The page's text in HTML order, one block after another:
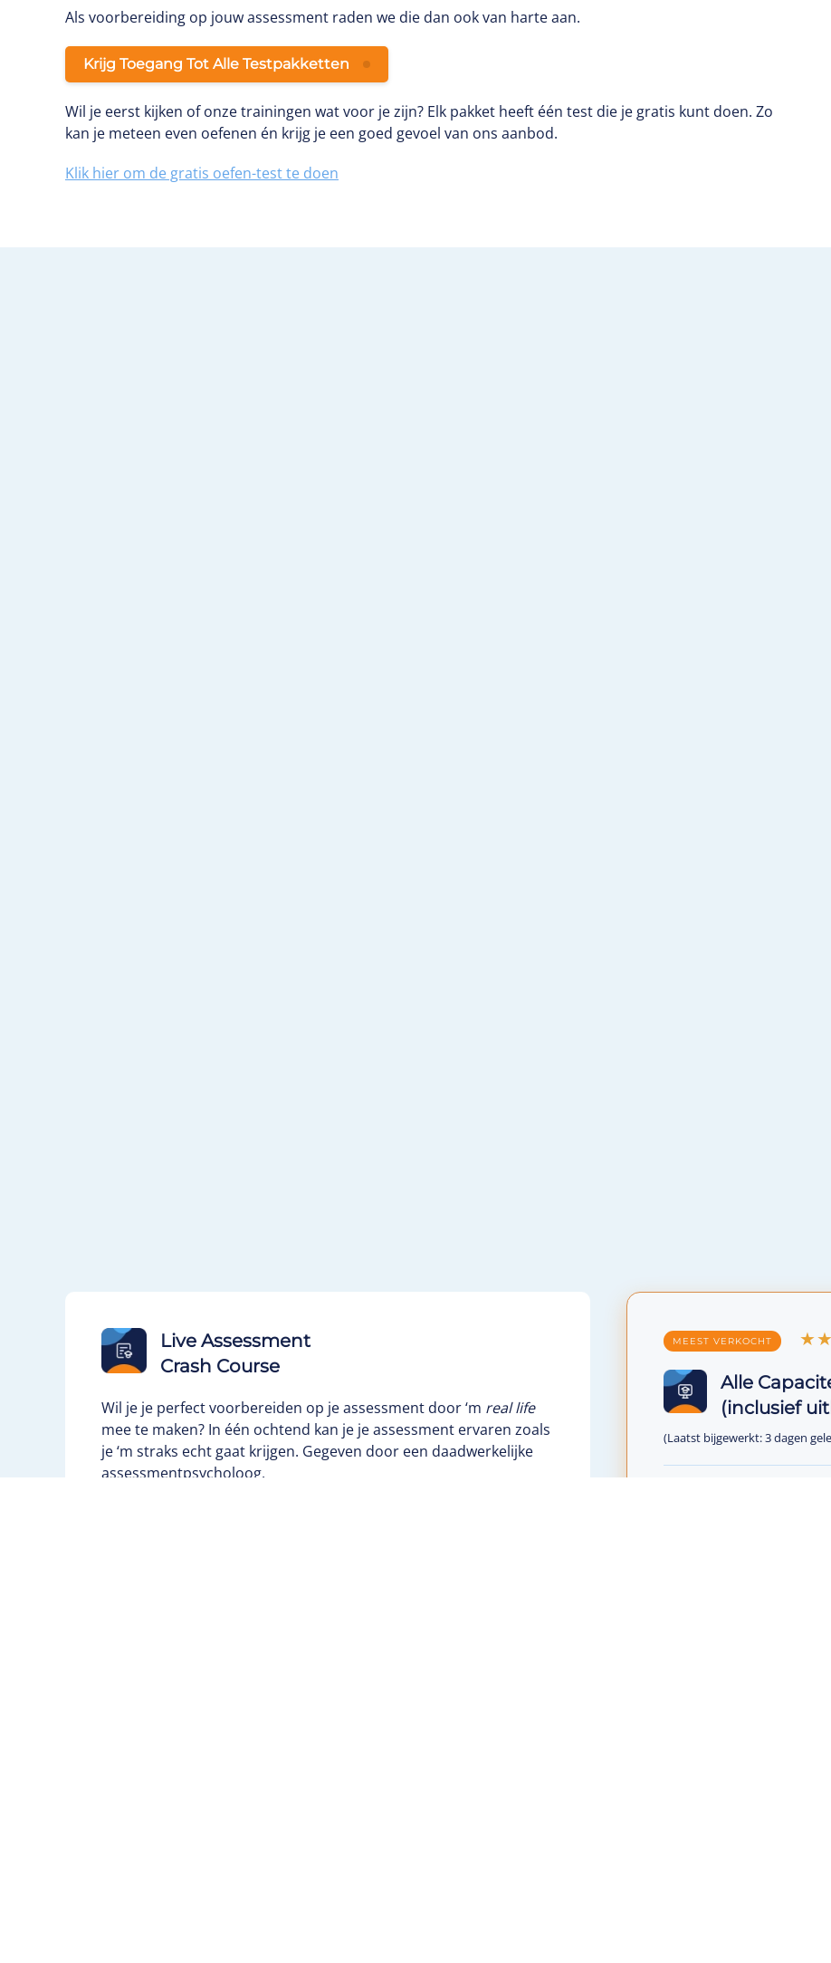
Als voorbereiding op jouw assessment raden we die dan ook van harte aan.
Krijg Toegang Tot Alle Testpakketten
Wil je eerst kijken of onze trainingen wat voor je zijn? Elk pakket heeft één test die je gratis kunt doen. Zo
kan je meteen even oefenen én krijg je een goed gevoel van ons aanbod.
Klik hier om de gratis oefen-test te doen
MEEST VERKOCHT
Alle
(inclusief
(Laatst bijgewerkt: 3 dagen
Live Assessment
Crash Course
Wil je je perfect voorbereiden op je assessment door ‘m real life
mee te maken? In één ochtend kan je je assessment ervaren zoals
je ‘m straks echt gaat krijgen. Gegeven door een daadwerkelijke
assessmentpsycholoog.